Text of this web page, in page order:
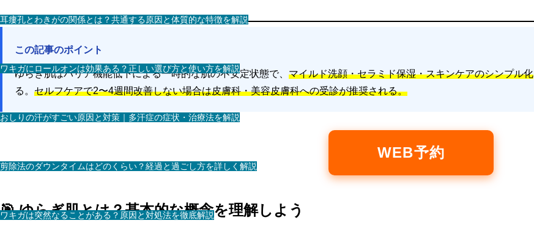
耳瘻孔とわきがの関係とは？共通する原因と体質的な特徴を解説
ワキガにロールオンは効果ある？正しい選び方と使い方を解説
おしりの汗がすごい原因と対策｜多汗症の症状・治療法を解説
剪除法のダウンタイムはどのくらい？経過と過ごし方を詳しく解説
ワキガは突然なることがある？原因と対処法を徹底解説
この記事のポイント
ゆらぎ肌はバリア機能低下による一時的な肌の不安定状態で、 マイルド洗顔・セラミド保湿・スキンケアのシンプル化
る。 セルフケアで2〜4週間改善しない場合は皮膚科・美容皮膚科への受診が推奨される。
WEB予約
🎯 ゆらぎ肌とは？基本的な概念を理解しよう